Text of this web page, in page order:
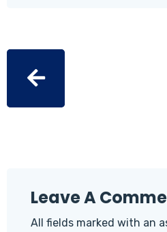
Leave A
All fields marked with an